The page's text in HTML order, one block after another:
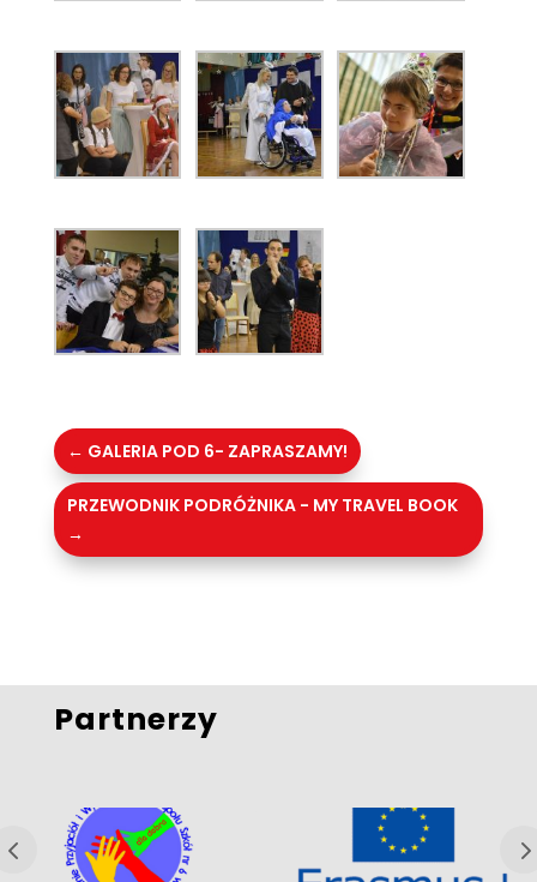
← GALERIA POD 6- ZAPRASZAMY!
PRZEWODNIK PODRÓŻNIKA - MY TRAVEL BOOK
→
Partnerzy